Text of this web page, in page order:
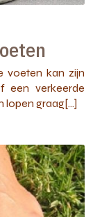
voeten kan zijn
een verkeerde
lopen graag[…]